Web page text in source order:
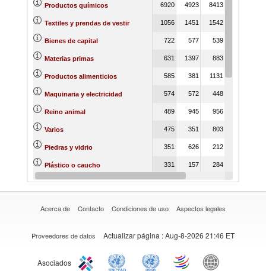
Productos químicos 6920 4923 8413
Textiles y prendas de vestir 1056 1451 1542
Bienes de capital 722 577 539
Materias primas 631 1397 883
Productos alimenticios 585 381 1131
Maquinaria y electricidad 574 572 448
Reino animal 489 945 956
Varios 475 351 803
Piedras y vidrio 351 626 212
Plástico o caucho 331 157 284
Calzado 314 226 350 806
Acerca de Contacto Condiciones de uso Aspectos legales
Proveedores de datos Actualizar página : Aug-8-2026 21:46 ET
Asociados